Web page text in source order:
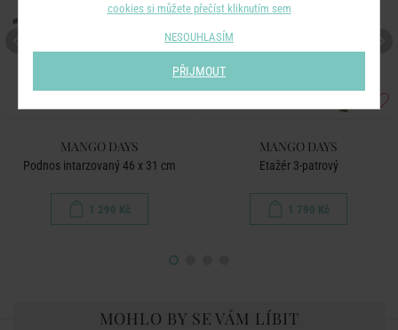
MANGO DAYS
Podnos intarzovaný 46 x 31 cm
1 290 Kč
MANGO DAYS
Etažér 3-patrový
1 790 Kč
MOHLO BY SE VÁM LÍBIT
cookies si můžete přečíst kliknutím sem
NESOUHLASÍM
PŘIJMOUT